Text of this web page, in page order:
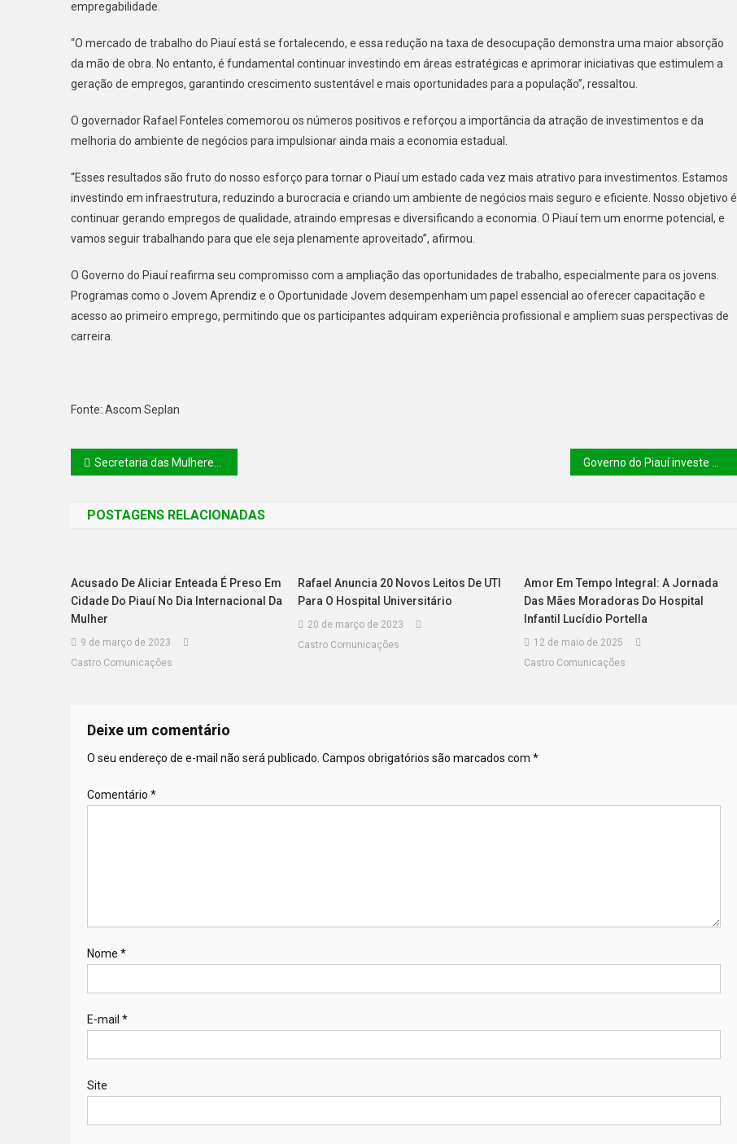
empregabilidade.
“O mercado de trabalho do Piauí está se fortalecendo, e essa redução na taxa de desocupação demonstra uma maior absorção
da mão de obra. No entanto, é fundamental continuar investindo em áreas estratégicas e aprimorar iniciativas que estimulem a
geração de empregos, garantindo crescimento sustentável e mais oportunidades para a população”, ressaltou.
O governador Rafael Fonteles comemorou os números positivos e reforçou a importância da atração de investimentos e da
melhoria do ambiente de negócios para impulsionar ainda mais a economia estadual.
“Esses resultados são fruto do nosso esforço para tornar o Piauí um estado cada vez mais atrativo para investimentos. Estamos
investindo em infraestrutura, reduzindo a burocracia e criando um ambiente de negócios mais seguro e eficiente. Nosso objetivo é
continuar gerando empregos de qualidade, atraindo empresas e diversificando a economia. O Piauí tem um enorme potencial, e
vamos seguir trabalhando para que ele seja plenamente aproveitado”, afirmou.
O Governo do Piauí reafirma seu compromisso com a ampliação das oportunidades de trabalho, especialmente para os jovens.
Programas como o Jovem Aprendiz e o Oportunidade Jovem desempenham um papel essencial ao oferecer capacitação e
acesso ao primeiro emprego, permitindo que os participantes adquiram experiência profissional e ampliem suas perspectivas de
carreira.
Fonte: Ascom Seplan
Secretaria das Mulheres lança campanha de carnaval contra importunação sexual na quarta-feira (19)
POSTAGENS RELACIONADAS
Acusado De Aliciar Enteada É Preso Em
Cidade Do Piauí No Dia Internacional Da
Mulher
9 de março de 2023
Castro Comunicações
Rafael Anuncia 20 Novos Leitos De UTI
Para O Hospital Universitário
20 de março de 2023
Castro Comunicações
Amor Em Tempo Integral: A Jornada
Das Mães Moradoras Do Hospital
Infantil Lucídio Portella
12 de maio de 2025
Castro Comunicações
Deixe um comentário
O seu endereço de e-mail não será publicado. Campos obrigatórios são marcados com *
Comentário *
Nome *
E-mail *
Site